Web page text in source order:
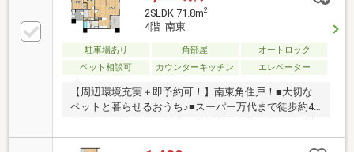
2SLDK 71.8m2
4階 南東
駐車場あり 角部屋
オートロック
ペット相談可
カウンターキッチン エレベーター
【周辺環境充実＋即予約可！】南東角住戸！■大切な
ペットと暮らせるおうち♪■スーパー万代まで徒歩約4
の登下校も安心の距離